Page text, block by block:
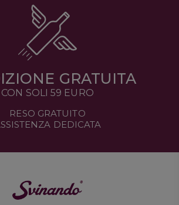
GRATUITA
CON SOLI 59 EURO
RESO GRATUITO
DEDICATA